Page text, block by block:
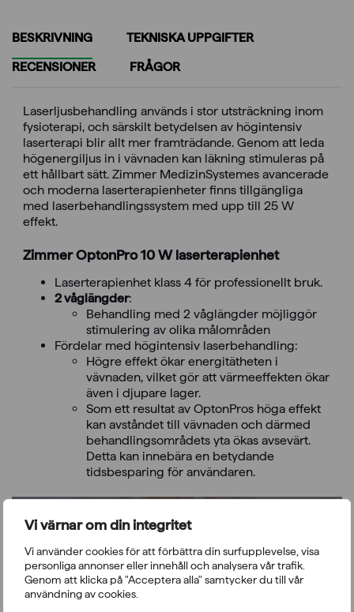
Vi värnar om din integritet
Vi använder cookies för att förbättra din surfupplevelse, visa
personliga annonser eller innehåll och analysera vår trafik.
Genom att klicka på "Acceptera alla" samtycker du till vår
användning av cookies.
BESKRIVNING
TEKNISKA UPPGIFTER
RECENSIONER
FRÅGOR
Laserljusbehandling används i stor utsträckning inom
fysioterapi, och särskilt betydelsen av högintensiv
laserterapi blir allt mer framträdande. Genom att leda
högenergiljus in i vävnaden kan läkning stimuleras på
ett hållbart sätt. Zimmer MedizinSystemes avancerade
och moderna laserterapienheter finns tillgängliga
med laserbehandlingssystem med upp till 25 W
effekt.
Zimmer OptonPro 10 W laserterapienhet
Laserterapienhet klass 4 för professionellt bruk.
2 våglängder:
Behandling med 2 våglängder möjliggör
stimulering av olika målområden
Fördelar med högintensiv laserbehandling:
Högre effekt ökar energitätheten i
vävnaden, vilket gör att värmeeffekten ökar
även i djupare lager.
Som ett resultat av OptonPros höga effekt
kan avståndet till vävnaden och därmed
behandlingsområdets yta ökas avsevärt.
Detta kan innebära en betydande
tidsbesparing för användaren.
Vänligen acceptera funktionella, analys, annonsering